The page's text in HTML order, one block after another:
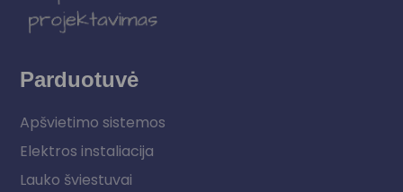
Parduotuvė
Apšvietimo sistemos
Elektros instaliacija
Lauko šviestuvai